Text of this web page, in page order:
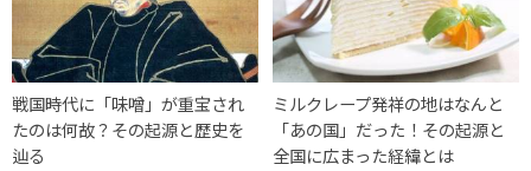
戦国時代に「味噌」が重宝され
たのは何故？その起源と歴史を
辿る
ミルクレープ発祥の地はなんと
「あの国」だった！その起源と
全国に広まった経緯とは